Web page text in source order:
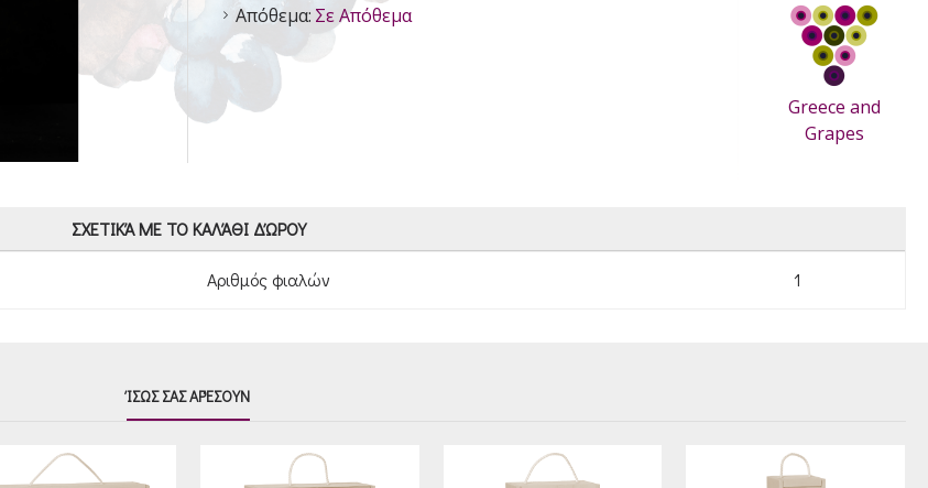
Απόθεμα: Σε Απόθεμα
Greece and
Grapes
ΣΧΕΤΙΚΆ ΜΕ ΤΟ ΚΑΛΆΘΙ ΔΏΡΟΥ
Αριθμός φιαλών 1
ΊΣΩΣ ΣΑΣ ΑΡΈΣΟΥΝ